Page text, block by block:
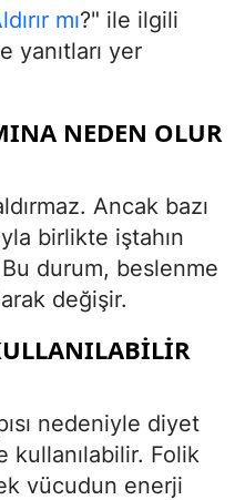
mı?" ile ilgili
yanıtları yer
NEDEN OLUR
Ancak bazı
birlikte iştahın
Bu durum, beslenme
değişir.
nedeniyle diyet
kullanılabilir. Folik
vücudun enerji